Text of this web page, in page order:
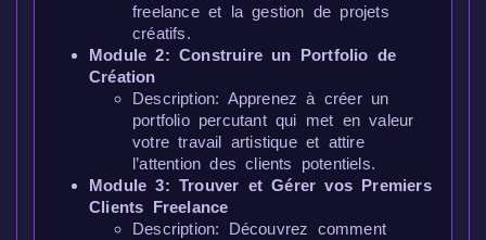
freelance et la gestion de projets
créatifs.
Module 2: Construire un Portfolio de
Création
Description: Apprenez à créer un
portfolio percutant qui met en valeur
votre travail artistique et attire
l’attention des clients potentiels.
Module 3: Trouver et Gérer vos Premiers
Clients Freelance
Description: Découvrez comment